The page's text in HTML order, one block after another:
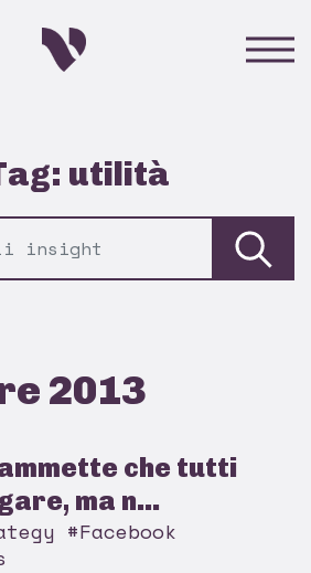
utilità
2013
che tutti
ma n...
#Facebook